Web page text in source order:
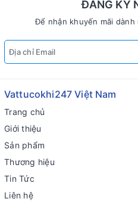
ĐĂNG KÝ
Để nhận khuyến mãi
Vattucokhi247 Việt Nam
Trang chủ
Giới thiệu
Sản phẩm
Thương hiệu
Tin Tức
Liên hệ